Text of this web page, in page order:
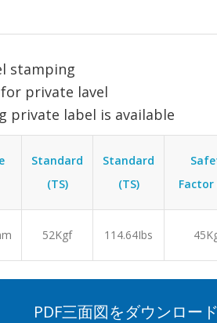
stamping
for private lavel
private label is available
Standard
(TS)
Standard
(TS)
Factor
52Kgf 114.64Ibs
PDF三面図をダウンロード